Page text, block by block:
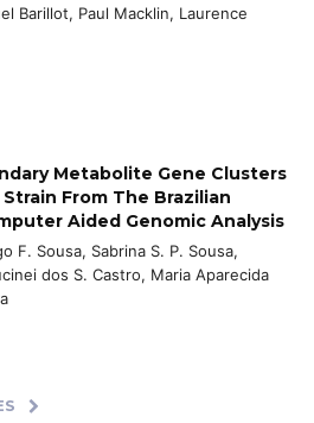
Barillot, Paul Macklin, Laurence
Metabolite Gene Clusters
From The Brazilian
Aided Genomic Analysis
F. Sousa, Sabrina S. P. Sousa,
dos S. Castro, Maria Aparecida